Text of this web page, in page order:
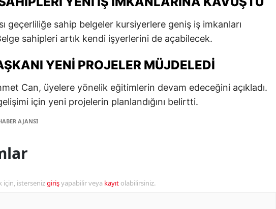
Gümüşhane
Hakkari
Hatay
Isparta
Mersin
İstanbul
Kayseri
geçerliliğe sahip belgeler kursiyerlere geniş iş imkanları
sahipleri artık kendi işyerlerini de açabilecek.
YENI PROJELER MÜJDELEDI
Can, üyelere yönelik eğitimlerin devam edeceğini açıkladı.
için yeni projelerin planlandığını belirtti.
AJANSI
için, istersenizgirişyapabilir veya kayıt olabilirsiniz.